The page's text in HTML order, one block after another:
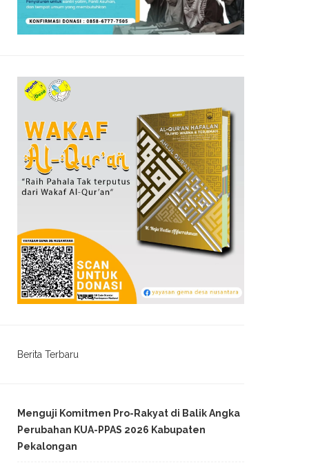
Berita Terbaru
Menguji Komitmen Pro-Rakyat di Balik Angka
Perubahan KUA-PPAS 2026 Kabupaten
Pekalongan